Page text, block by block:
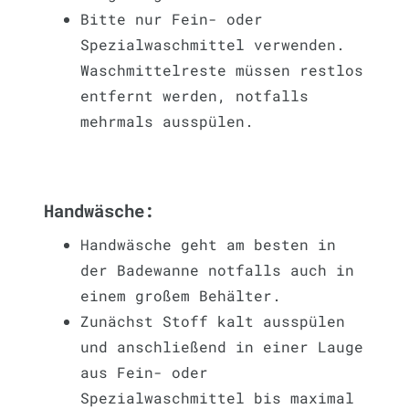
Bitte nur Fein- oder
Spezialwaschmittel verwenden.
Waschmittelreste müssen restlos
entfernt werden, notfalls
mehrmals ausspülen.
Handwäsche:
Handwäsche geht am besten in
der Badewanne notfalls auch in
einem großem Behälter.
Zunächst Stoff kalt ausspülen
und anschließend in einer Lauge
aus Fein- oder
Spezialwaschmittel bis maximal